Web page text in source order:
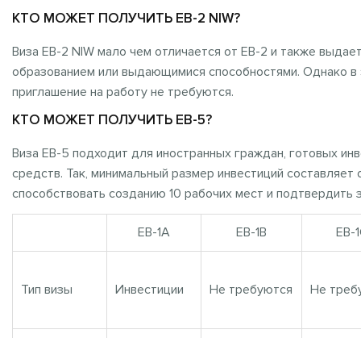
КТО МОЖЕТ ПОЛУЧИТЬ EB-2 NIW?
Виза EB-2 NIW мало чем отличается от EB-2 и также
образованием или выдающимися способностями. Однако в
приглашение на работу не требуются.
КТО МОЖЕТ ПОЛУЧИТЬ EB-5?
Виза EB-5 подходит для иностранных граждан, готовых
средств. Так, минимальный размер инвестиций
способствовать созданию 10 рабочих мест и подтвердить
EB-1A EB-1B EB-
Тип визы Инвестиции Не требуются Не